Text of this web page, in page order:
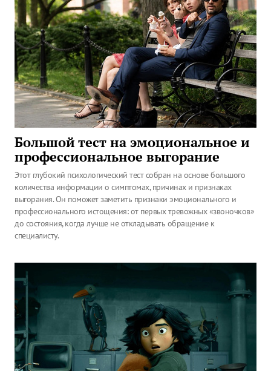
Большой тест на эмоциональное и
профессиональное выгорание
Этот глубокий психологический тест собран на основе большого
количества информации о симптомах, причинах и признаках
выгорания. Он поможет заметить признаки эмоционального и
профессионального истощения: от первых тревожных «звоночков»
до состояния, когда лучше не откладывать обращение к
специалисту.